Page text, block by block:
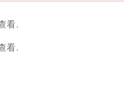
看.
看.